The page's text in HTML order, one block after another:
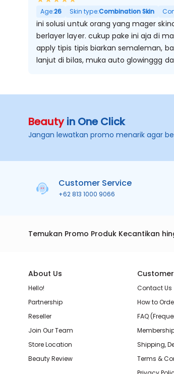
Age:26 Skin type:Combination Skin
ini solusi untuk orang yang mager
berlayer layer. cukup pake ini aja di
apply tipis tipis biarkan semaleman,
lanjut di bilas, muka auto glowinggg
Beautyin One Click
Jangan lewatkan promo menarik agar
Customer Service
+62 813 1000 9066
Temukan Promo Produk Kecantikan
About Us
Hello!
Partnership
Reseller
Join Our Team
Store Location
Beauty Review
Contact Us
How to
FAQ
Shipping,
Terms &